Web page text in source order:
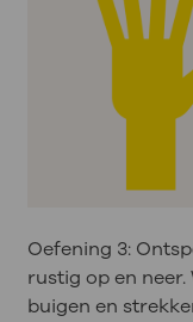
Oefening 3:
rustig op en
buigen en